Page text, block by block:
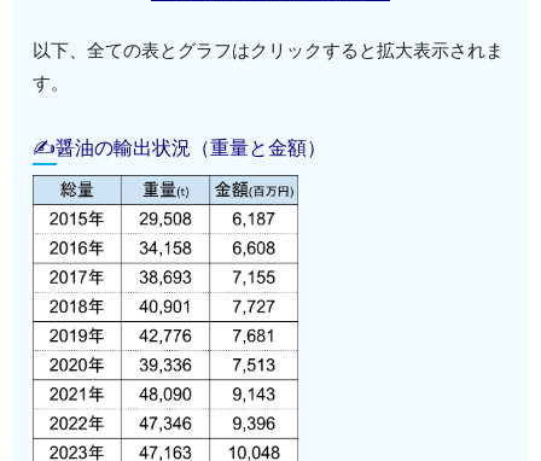
以下、全ての表とグラフはクリックすると拡大表示されま
す。
✍醤油の輸出状況（重量と金額）